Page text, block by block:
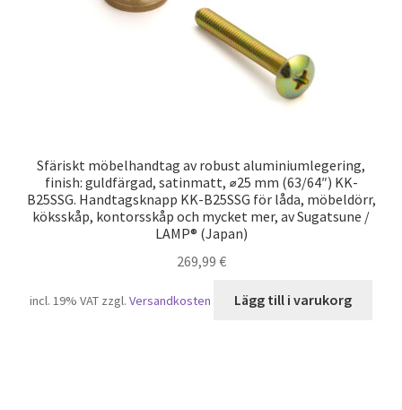
Sfäriskt möbelhandtag av robust aluminiumlegering,
finish: guldfärgad, satinmatt, ⌀25 mm (63/64″) KK-
B25SSG. Handtagsknapp KK-B25SSG för låda, möbeldörr,
köksskåp, kontorsskåp och mycket mer, av Sugatsune /
LAMP® (Japan)
269,99 €
incl. 19% VAT zzgl.Versandkosten Lägg till i varukorg